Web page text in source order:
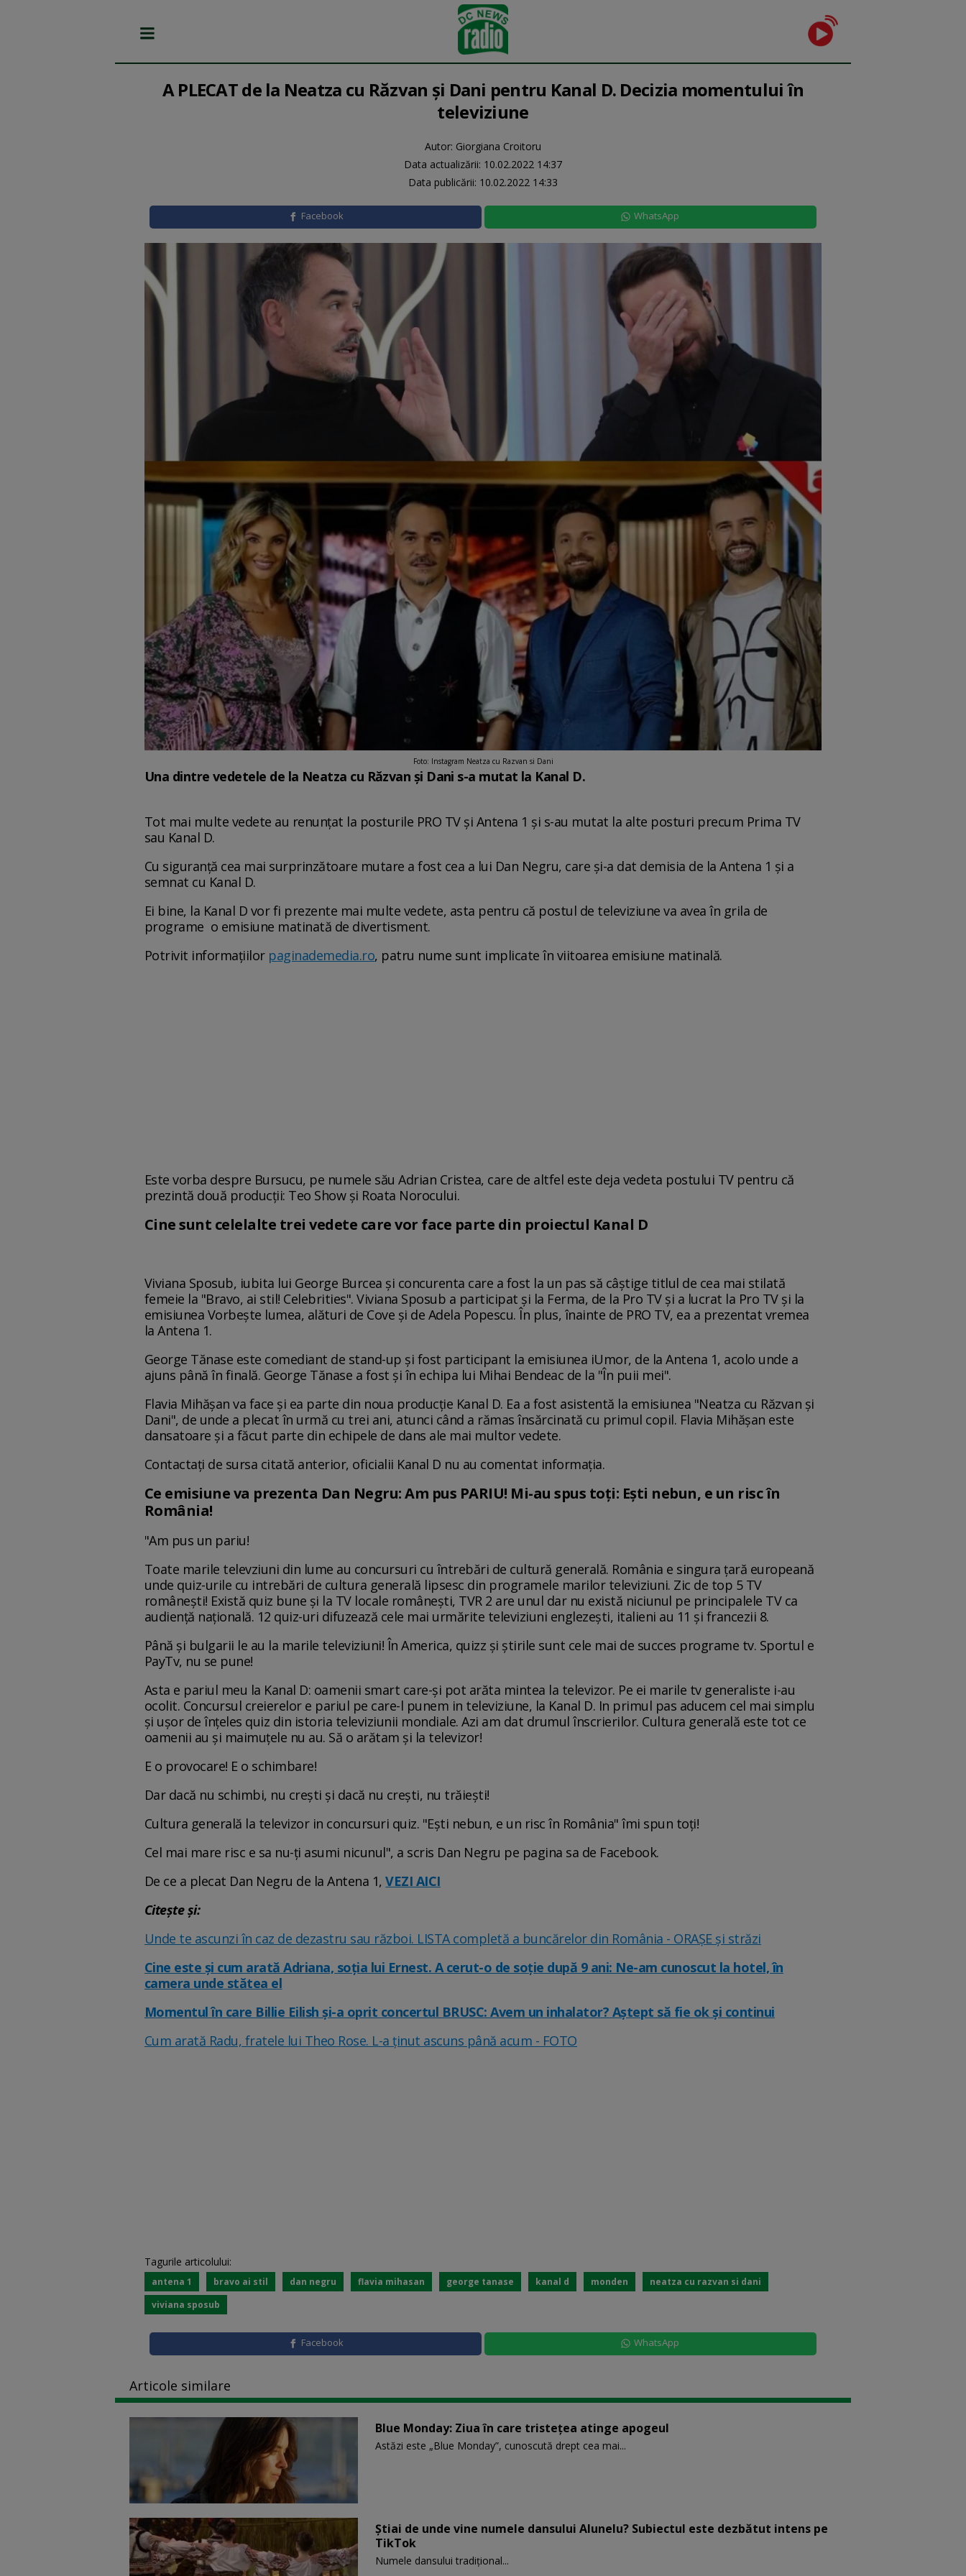
A PLECAT de la Neatza cu Răzvan și Dani pentru Kanal D. Decizia momentului în
televiziune
Autor: Giorgiana Croitoru
Data actualizării: 10.02.2022 14:37
Data publicării: 10.02.2022 14:33
Facebook WhatsApp
Foto: Instagram Neatza cu Razvan si Dani
Una dintre vedetele de la Neatza cu Răzvan și Dani s-a mutat la Kanal D.
Tot mai multe vedete au renunțat la posturile PRO TV și Antena 1 și s-au mutat la alte posturi precum Prima TV
sau Kanal D.
Cu siguranță cea mai surprinzătoare mutare a fost cea a lui Dan Negru, care și-a dat demisia de la Antena 1 și a
semnat cu Kanal D.
Ei bine, la Kanal D vor fi prezente mai multe vedete, asta pentru că postul de televiziune va avea în grila de
programe o emisiune matinată de divertisment.
Potrivit informaţiilor paginademedia.ro, patru nume sunt implicate în viitoarea emisiune matinală.
Este vorba despre Bursucu, pe numele său Adrian Cristea, care de altfel este deja vedeta postului TV pentru că
prezintă două producţii: Teo Show şi Roata Norocului.
Cine sunt celelalte trei vedete care vor face parte din proiectul Kanal D
Viviana Sposub, iubita lui George Burcea și concurenta care a fost la un pas să câștige titlul de cea mai stilată
femeie la "Bravo, ai stil! Celebrities". Viviana Sposub a participat şi la Ferma, de la Pro TV și a lucrat la Pro TV şi la
emisiunea Vorbeşte lumea, alături de Cove şi de Adela Popescu. În plus, înainte de PRO TV, ea a prezentat vremea
la Antena 1.
George Tănase este comediant de stand-up și fost participant la emisiunea iUmor, de la Antena 1, acolo unde a
ajuns până în finală. George Tănase a fost şi în echipa lui Mihai Bendeac de la "În puii mei".
Flavia Mihăşan va face și ea parte din noua producție Kanal D. Ea a fost asistentă la emisiunea "Neatza cu Răzvan şi
Dani", de unde a plecat în urmă cu trei ani, atunci când a rămas însărcinată cu primul copil. Flavia Mihășan este
dansatoare și a făcut parte din echipele de dans ale mai multor vedete.
Contactaţi de sursa citată anterior, oficialii Kanal D nu au comentat informaţia.
Ce emisiune va prezenta Dan Negru: Am pus PARIU! Mi-au spus toți: Ești nebun, e un risc în
România!
"Am pus un pariu!
Toate marile televziuni din lume au concursuri cu întrebări de cultură generală. România e singura țară europeană
unde quiz-urile cu intrebări de cultura generală lipsesc din programele marilor televiziuni. Zic de top 5 TV
românești! Există quiz bune și la TV locale românești, TVR 2 are unul dar nu există niciunul pe principalele TV ca
audiență națională. 12 quiz-uri difuzează cele mai urmărite televiziuni englezești, italieni au 11 și francezii 8.
Până și bulgarii le au la marile televiziuni! În America, quizz și știrile sunt cele mai de succes programe tv. Sportul e
PayTv, nu se pune!
Asta e pariul meu la Kanal D: oamenii smart care-și pot arăta mintea la televizor. Pe ei marile tv generaliste i-au
ocolit. Concursul creierelor e pariul pe care-l punem in televiziune, la Kanal D. In primul pas aducem cel mai simplu
și ușor de înțeles quiz din istoria televiziunii mondiale. Azi am dat drumul înscrierilor. Cultura generală este tot ce
oamenii au și maimuțele nu au. Să o arătam și la televizor!
E o provocare! E o schimbare!
Dar dacă nu schimbi, nu crești și dacă nu crești, nu trăiești!
Cultura generală la televizor in concursuri quiz. "Ești nebun, e un risc în România" îmi spun toți!
Cel mai mare risc e sa nu-ți asumi nicunul", a scris Dan Negru pe pagina sa de Facebook.
De ce a plecat Dan Negru de la Antena 1,VEZI AICI
Citește și:
Unde te ascunzi în caz de dezastru sau război. LISTA completă a buncărelor din România - ORAȘE și străzi
Cine este și cum arată Adriana, soția lui Ernest. A cerut-o de soție după 9 ani: Ne-am cunoscut la hotel, în
camera unde stătea el
Momentul în care Billie Eilish și-a oprit concertul BRUSC: Avem un inhalator? Aștept să fie ok și continui
Cum arată Radu, fratele lui Theo Rose. L-a ținut ascuns până acum - FOTO
Tagurile articolului:
antena 1 bravo ai stil dan negru flavia mihasan george tanase kanal d monden
neatza cu razvan si dani
viviana sposub
Facebook WhatsApp
Articole similare
Blue Monday: Ziua în care tristețea atinge apogeul
Astăzi este „Blue Monday”, cunoscută drept cea mai...
Știai de unde vine numele dansului Alunelu? Subiectul este dezbătut intens pe
TikTok
Numele dansului tradițional...